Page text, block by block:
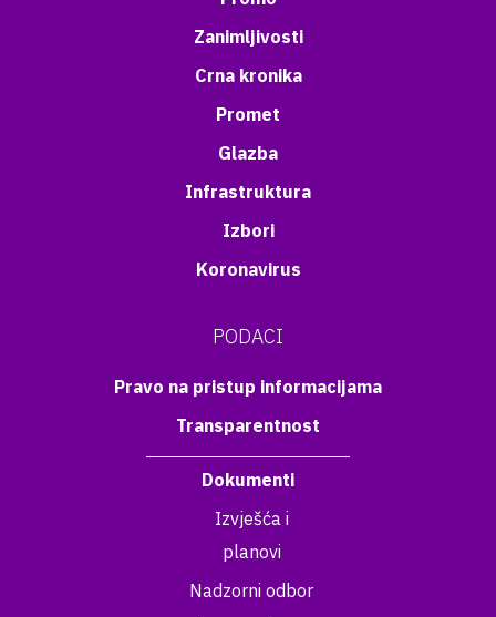
Zanimljivosti
Crna kronika
Promet
Glazba
Infrastruktura
Izbori
Koronavirus
PODACI
Pravo na pristup informacijama
Transparentnost
Dokumenti
Izvješća i
planovi
Nadzorni odbor